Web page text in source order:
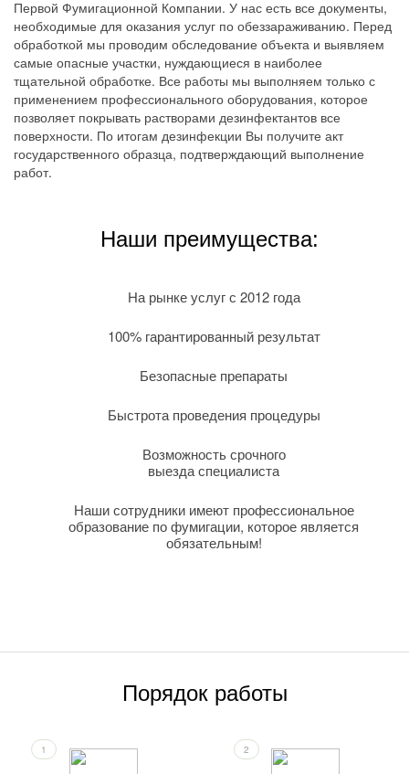
Первой Фумигационной Компании. У нас есть все документы,
необходимые для оказания услуг по обеззараживанию. Перед
обработкой мы проводим обследование объекта и выявляем
самые опасные участки, нуждающиеся в наиболее
тщательной обработке. Все работы мы выполняем только с
применением профессионального оборудования, которое
позволяет покрывать растворами дезинфектантов все
поверхности. По итогам дезинфекции Вы получите акт
государственного образца, подтверждающий выполнение
работ.
Наши преимущества:
На рынке услуг с 2012 года
100% гарантированный результат
Безопасные препараты
Быстрота проведения процедуры
Возможность срочного
выезда специалиста
Наши сотрудники имеют профессиональное
образование по фумигации, которое является
обязательным!
Порядок работы
1 2